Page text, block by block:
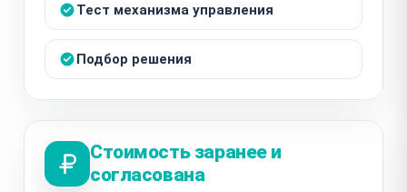
Тест механизма управления
Подбор решения
Стоимость заранее и
согласована